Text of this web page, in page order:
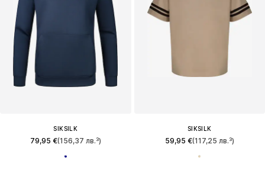
SIKSILK
79,95 €(156,37 лв.³)
SIKSILK
59,95 €(117,25 лв.³)